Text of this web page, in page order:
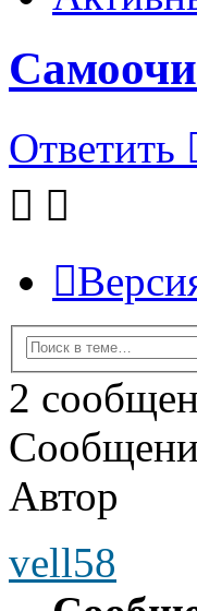
Ответить
2
Автор
vell58